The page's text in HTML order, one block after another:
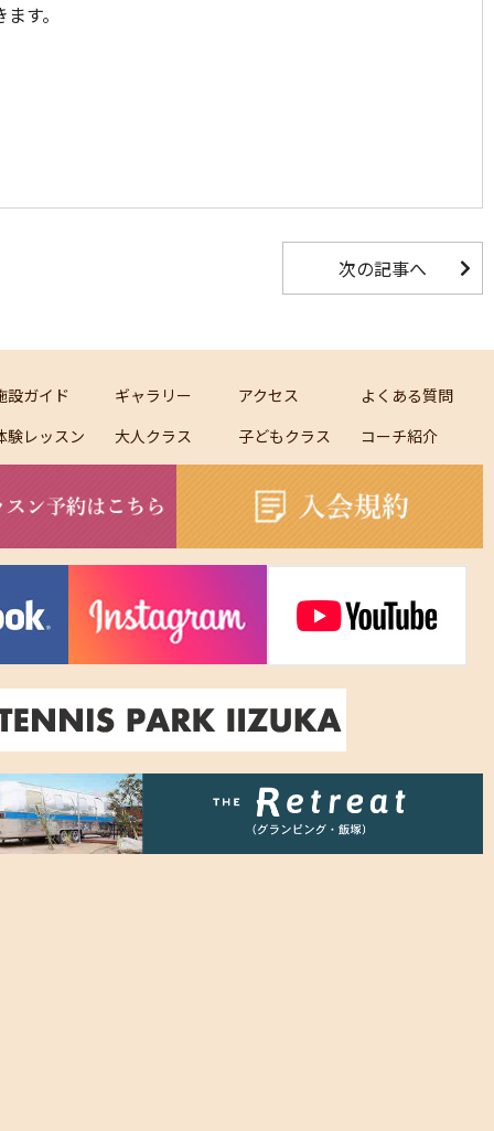
す。
次の記事へ
設ガイド ギャラリー アクセス
よくある質問
験レッスン
大人クラス 子どもクラス コーチ紹介